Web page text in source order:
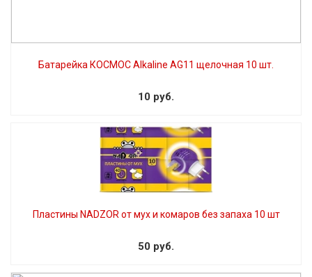
Батарейка КОСМОС Alkaline АG11 щелочная 10 шт.
10 руб.
Пластины NADZOR от мух и комаров без запаха 10 шт
50 руб.